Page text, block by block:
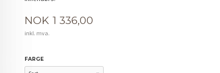
Pris
NOK 1 336,00
inkl. mva.
FARGE